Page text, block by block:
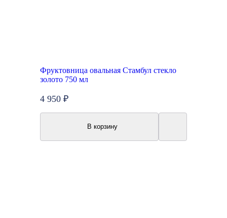
Фруктовница овальная Стамбул стекло
золото 750 мл
4 950 ₽
В корзину